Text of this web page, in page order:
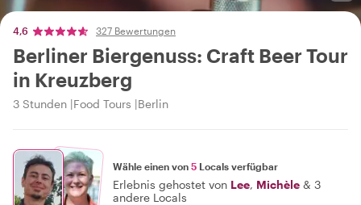
4,6 327 Bewertungen
Berliner Biergenuss: Craft Beer Tour
in Kreuzberg
3 Stunden Food Tours Berlin
Wähle einen von 5 Locals verfügbar
Erlebnis gehostet von Lee, Michèle & 3
andere Locals